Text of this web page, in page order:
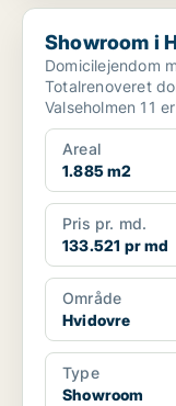
Showroom i Hvidovre
Showroom i
Domicilejendom
Totalrenoveret
Valseholmen 11
domicilejendom
Areal
1.885 m2
Pris pr. md.
133.521 pr md
Område
Hvidovre
Type
Showroom